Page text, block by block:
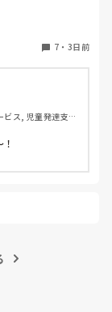
7 ・ 3日前
ス, 児童発達支援